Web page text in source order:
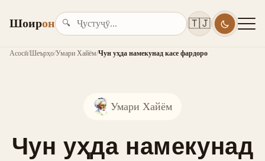
Шоирон 🔍 🇹🇯
Асосӣ/Шеърҳо/Умари Хайём/Чун уҳда намекунад касе фардоро
Умари Хайём
Чун уҳда намекунад